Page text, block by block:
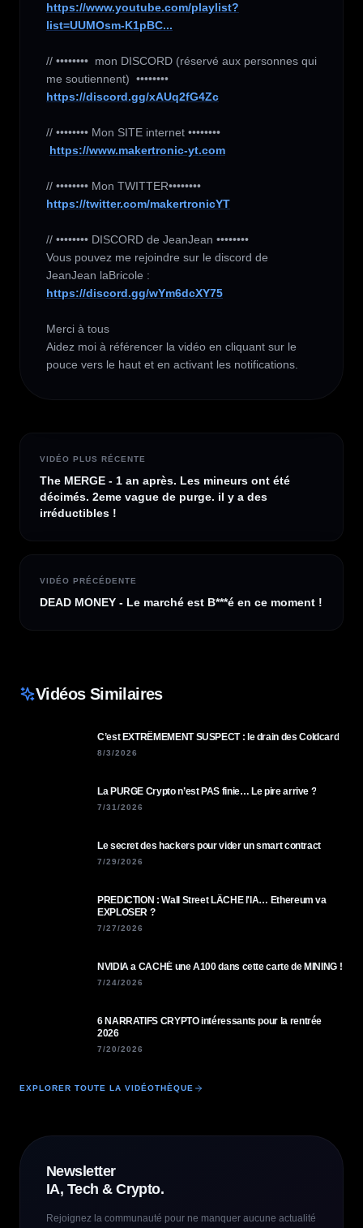
https://www.youtube.com/playlist?
list=UUMOsm-K1pBC...
// ••••••••  mon DISCORD (réservé aux personnes qui
https://discord.gg/xAUq2fG4Zc
// •••••••• Mon SITE internet ••••••••
https://www.makertronic-yt.com
https://twitter.com/makertronicYT
// •••••••• DISCORD de JeanJean ••••••••
Vous pouvez me rejoindre sur le discord de
https://discord.gg/wYm6dcXY75
Merci à tous
Aidez moi à référencer la vidéo en cliquant sur le
pouce vers le haut et en activant les notifications.
VIDÉO PLUS RÉCENTE
The MERGE - 1 an après. Les mineurs ont été
décimés. 2eme vague de purge. il y a des
irréductibles !
VIDÉO PRÉCÉDENTE
DEAD MONEY - Le marché est B***é en ce moment !
Vidéos Similaires
C’est EXTRÊMEMENT SUSPECT : le drain des Coldcard
8/3/2026
La PURGE Crypto n’est PAS finie… Le pire arrive ?
7/31/2026
Le secret des hackers pour vider un smart contract
7/29/2026
PREDICTION : Wall Street LÂCHE l'IA… Ethereum va
EXPLOSER ?
7/27/2026
NVIDIA a CACHÉ une A100 dans cette carte de MINING !
7/24/2026
6 NARRATIFS CRYPTO intéressants pour la rentrée
2026
7/20/2026
EXPLORER TOUTE LA VIDÉOTHÈQUE
Newsletter
IA, Tech & Crypto.
Rejoignez la communauté pour ne manquer aucune actualité